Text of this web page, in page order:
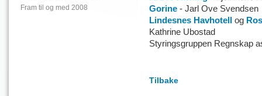
Fram til og med 2008
Gorine - Jarl Ove Svendsen
Lindesnes Havhotell
og
Kathrine Ubostad
Styringsgruppen Regnskap
Tilbake